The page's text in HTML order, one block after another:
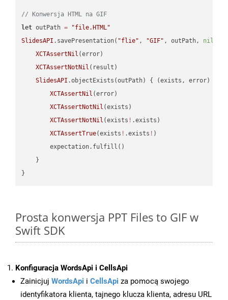
// Konwersja HTML na GIF
let outPath =
"file.HTML"
SlidesAPI .savePresentation( "flie" , "GIF" , outPath, nil
XCTAssertNil (error)
XCTAssertNotNil (result)
SlidesAPI .objectExists(outPath) { (exists, error) ->
XCTAssertNil (error)
XCTAssertNotNil (exists)
XCTAssertNotNil (exists ! .exists)
XCTAssertTrue(exists ! .exists ! )
        expectation.fulfill()
    }
Prosta konwersja PPT Files to GIF w
Swift SDK
Konfiguracja WordsApi i CellsApi
Zainicjuj WordsApi i CellsApi za pomocą swojego
identyfikatora klienta, tajnego klucza klienta, adresu URL